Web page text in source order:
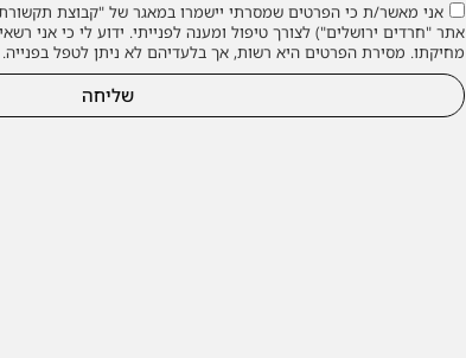
אני מאשר/ת כי הפרטים שמסרתי יישמרו במאגר של "קבוצת
אתר "חרדים ירושלים") לצורך טיפול ומענה לפנייתי. ידוע לי כי אני
מחיקתו. מסירת הפרטים היא רשות, אך בלעדיהם לא ניתן לטפל
שליחה